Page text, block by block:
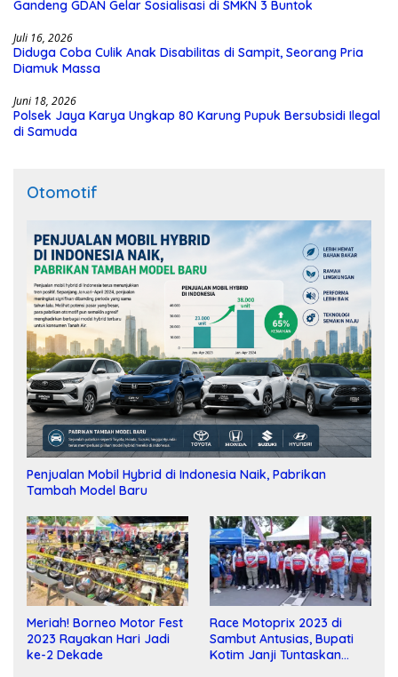
Gandeng GDAN Gelar Sosialisasi di SMKN 3 Buntok
Juli 16, 2026
Diduga Coba Culik Anak Disabilitas di Sampit, Seorang Pria
Diamuk Massa
Juni 18, 2026
Polsek Jaya Karya Ungkap 80 Karung Pupuk Bersubsidi Ilegal
di Samuda
Otomotif
Penjualan Mobil Hybrid di Indonesia Naik, Pabrikan
Tambah Model Baru
Meriah! Borneo Motor Fest
2023 Rayakan Hari Jadi
ke-2 Dekade
Race Motoprix 2023 di
Sambut Antusias, Bupati
Kotim Janji Tuntaskan